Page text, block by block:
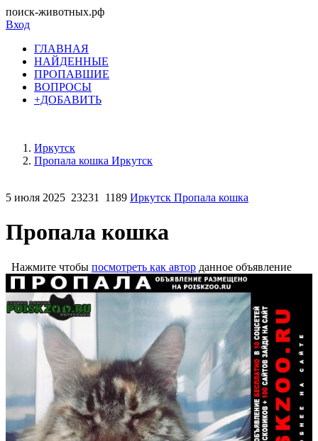
поиск-животных.рф
Вход
ГЛАВНАЯ
НАЙДЕННЫЕ
ПРОПАВШИЕ
ВОПРОСЫ
+ДОБАВИТЬ
Иркутск
Пропала кошка Иркутск
5 июля 2025 23231 1189 Иркутск Пропала кошка
Пропала кошка
Нажмите чтобы посмотреть как автор данное объявление